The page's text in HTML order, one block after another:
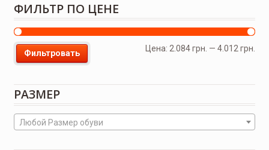
ФИЛЬТР ПО ЦЕНЕ
Фильтровать
Цена: 2.084 грн. —4.012 грн.
РАЗМЕР
Любой Размер обуви